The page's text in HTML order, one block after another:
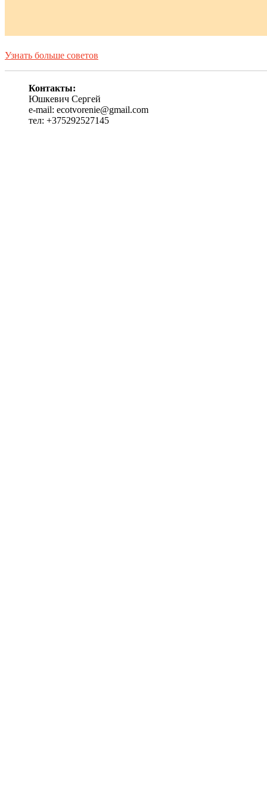
Узнать больше советов
Контакты:
Юшкевич Сергей
e-mail: ecotvorenie@gmail.com
тел: +375292527145